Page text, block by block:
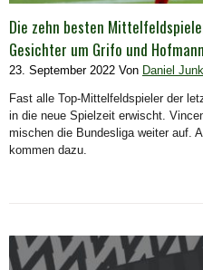
Die zehn besten
Gesichter um Grifo und Hofmann
23. September 2022 Von Daniel
Fast alle Top-Mittelfeldspieler der
in die neue Spielzeit erwischt.
mischen die Bundesliga weiter auf.
kommen dazu.